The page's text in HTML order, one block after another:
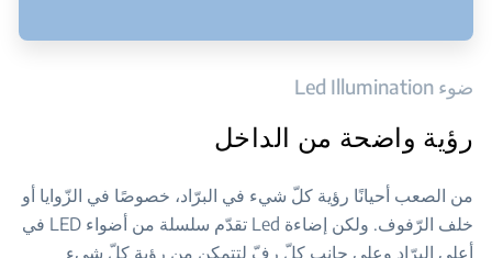
ضوء Led Illumination
رؤية واضحة من الداخل
من الصعب أحيانًا رؤية كلّ شيء في البرّاد، خصوصًا في الزّوايا أو
خلف الرّفوف. ولكن إضاءة Led تقدّم سلسلة من أضواء LED في
أعلى البرّاد وعلى جانب كلّ رفّ لتتمكن من رؤية كلّ شيء